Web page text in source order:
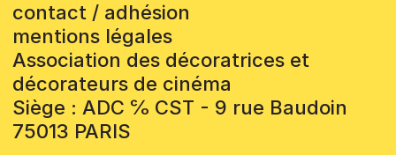
contact / adhésion
mentions légales
Association des décoratrices et
décorateurs de cinéma
Siège : ADC ℅ CST - 9 rue Baudoin
75013 PARIS